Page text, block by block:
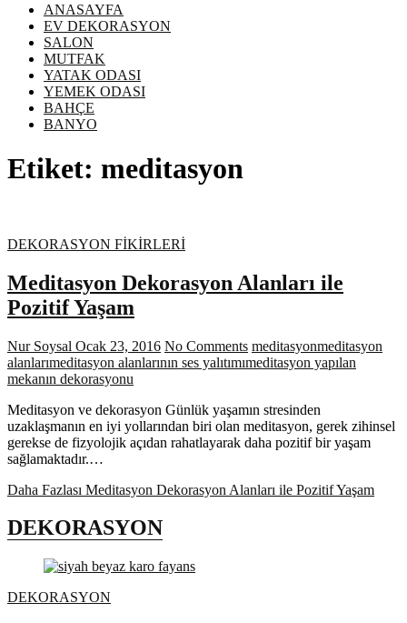
ANASAYFA
EV DEKORASYON
SALON
MUTFAK
YATAK ODASI
YEMEK ODASI
BAHÇE
BANYO
Etiket: meditasyon
DEKORASYON FİKİRLERİ
Meditasyon Dekorasyon Alanları ile
Pozitif Yaşam
Nur Soysal Ocak 23, 2016 No Comments meditasyonmeditasyon
alanlarımeditasyon alanlarının ses yalıtımımeditasyon yapılan
mekanın dekorasyonu
Meditasyon ve dekorasyon Günlük yaşamın stresinden
uzaklaşmanın en iyi yollarından biri olan meditasyon, gerek zihinsel
gerekse de fizyolojik açıdan rahatlayarak daha pozitif bir yaşam
sağlamaktadır.…
Daha Fazlası Meditasyon Dekorasyon Alanları ile Pozitif Yaşam
DEKORASYON
DEKORASYON